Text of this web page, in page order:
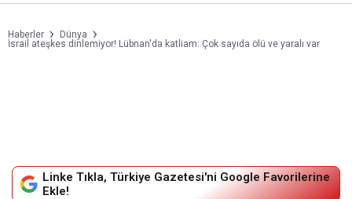
Haberler
Dünya
İsrail ateşkes dinlemiyor! Lübnan'da katliam: Çok sayıda ölü ve yaralı var
Linke Tıkla, Türkiye Gazetesi'ni Google Favorilerine
Ekle!